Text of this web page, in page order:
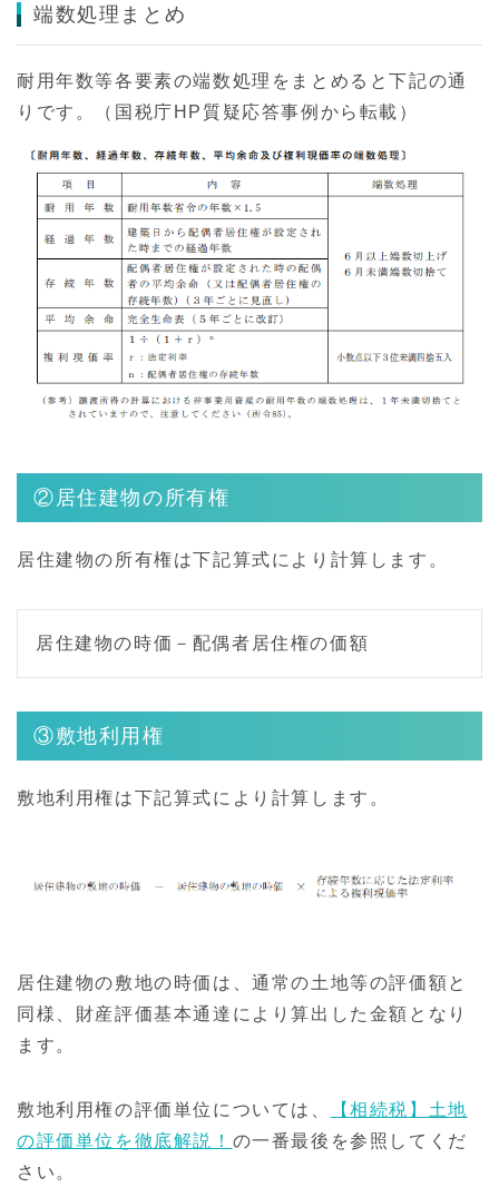
端数処理まとめ
耐用年数等各要素の端数処理をまとめると下記の通
りです。（国税庁HP質疑応答事例から転載）
②居住建物の所有権
居住建物の所有権は下記算式により計算します。
居住建物の時価－配偶者居住権の価額
③敷地利用権
敷地利用権は下記算式により計算します。
居住建物の敷地の時価は、通常の土地等の評価額と
同様、財産評価基本通達により算出した金額となり
ます。
敷地利用権の評価単位については、
【相続税】土地
の評価単位を徹底解説！ の一番最後を参照してくだ
さい。